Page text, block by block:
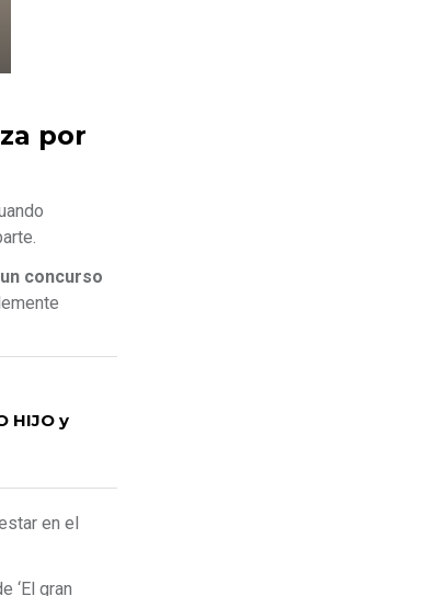
por
concurso
HIJO y
en el
‘El gran